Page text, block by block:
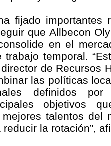
fijado importantes
que Allbecon
en el
trabajo temporal.
de Recursos
las políticas
definidos por
objetivos
talentos del
la rotación”,